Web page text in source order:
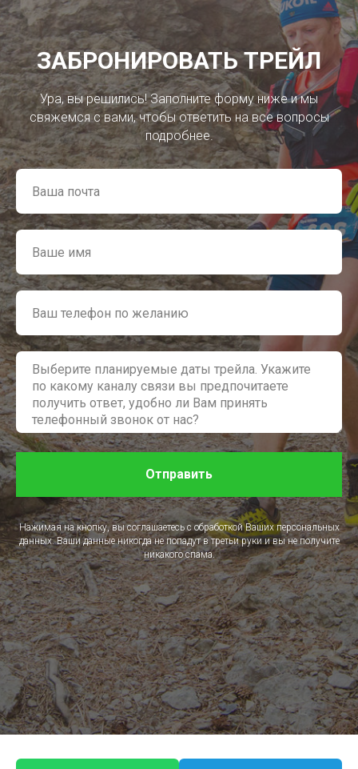
ЗАБРОНИРОВАТЬ ТРЕЙЛ
Ура, вы решились! Заполните форму ниже и мы
свяжемся с вами, чтобы ответить на все вопросы
подробнее.
Отправить
Нажимая на кнопку, вы соглашаетесь с обработкой Ваших персональных
данных. Ваши данные никогда не попадут в третьи руки и вы не получите
никакого спама.